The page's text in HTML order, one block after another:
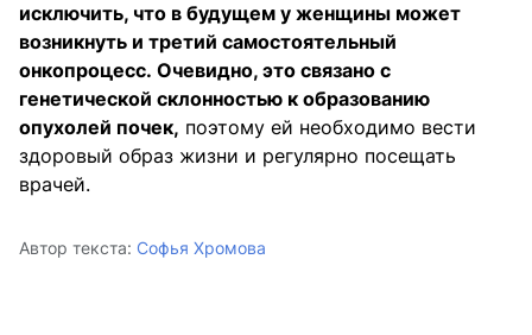
исключить, что в будущем у женщины может
возникнуть и третий самостоятельный
онкопроцесс. Очевидно, это связано с
генетической склонностью к образованию
опухолей почек, поэтому ей необходимо вести
здоровый образ жизни и регулярно посещать
врачей.
Автор текста: Софья Хромова